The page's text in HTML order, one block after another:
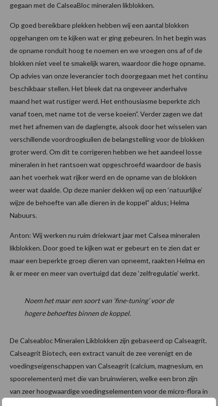
gegaan met de CalseaBloc mineralen likblokken.
Op goed bereikbare plekken hebben wij een aantal blokken
opgehangen om te kijken wat er ging gebeuren. In het begin was
de opname ronduit hoog te noemen en we vroegen ons af of de
blokken niet veel te smakelijk waren, waardoor die hoge opname.
Op advies van onze leverancier toch doorgegaan met het continu
beschikbaar stellen. Het bleek dat na ongeveer anderhalve
maand het wat rustiger werd. Het enthousiasme beperkte zich
vanaf toen, met name tot de verse koeien”. Verder zagen we dat
met het afnemen van de daglengte, alsook door het wisselen van
verschillende voordroogkuilen de belangstelling voor de blokken
groter werd. Om dit te corrigeren hebben we het aandeel losse
mineralen in het rantsoen wat opgeschroefd waardoor de basis
aan het voerhek wat rijker werd en de opname van de blokken
weer wat daalde. Op deze manier dekken wij op een ‘natuurlijke’
wijze de behoefte van alle dieren in de koppel” aldus; Helma
Nabuurs.
Anton: Wij werken nu ruim driekwart jaar met Calsea mineralen
likblokken. Door goed te kijken wat er gebeurt en te zien dat er
maar een beperkte groep dieren van opneemt, raakten Helma en
ik er meer en meer van overtuigd dat deze ‘zelfregulatie’ werkt.
Noem het maar een soort van ‘fine-tuning’ voor de
hogere behoeftes binnen de koppel.
De Calseabloc Mineralen Likblokken zijn gebaseerd op Calseagrit.
Calseagrit Biotech, een extract vanuit de zee verenigt en de
voedingseigenschappen van Calseagrit (calcium, magnesium, en
spoorelementen) met die van bruinwieren, welke een bron zijn
van zeer hoogwaardige voedingselementen voor de micro-flora in